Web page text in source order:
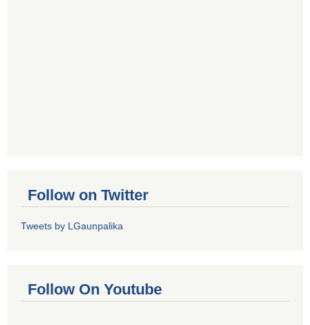
Follow on Twitter
Tweets by LGaunpalika
Follow On Youtube